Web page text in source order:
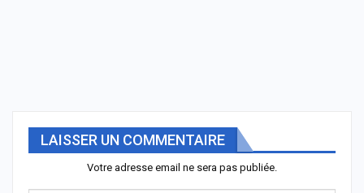
LAISSER UN COMMENTAIRE
Votre adresse email ne sera pas publiée.